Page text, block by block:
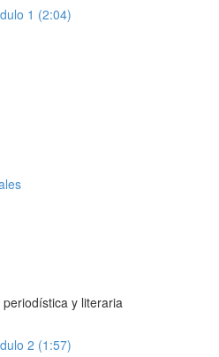
1 (2:04)
y literaria
2 (1:57)